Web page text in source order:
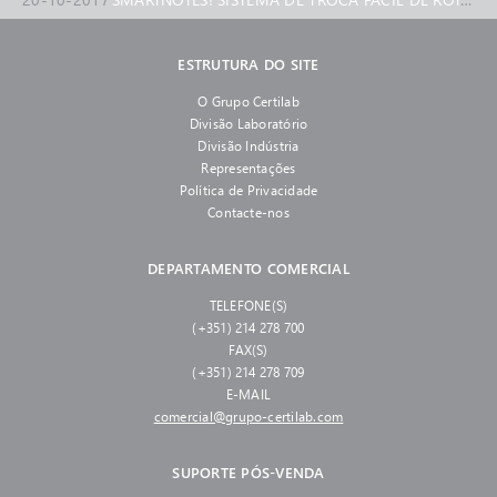
ESTRUTURA DO SITE
O Grupo Certilab
Divisão Laboratório
Divisão Indústria
Representações
Política de Privacidade
Contacte-nos
DEPARTAMENTO COMERCIAL
TELEFONE(S)
(+351) 214 278 700
FAX(S)
(+351) 214 278 709
E-MAIL
comercial@grupo-certilab.com
SUPORTE PÓS-VENDA